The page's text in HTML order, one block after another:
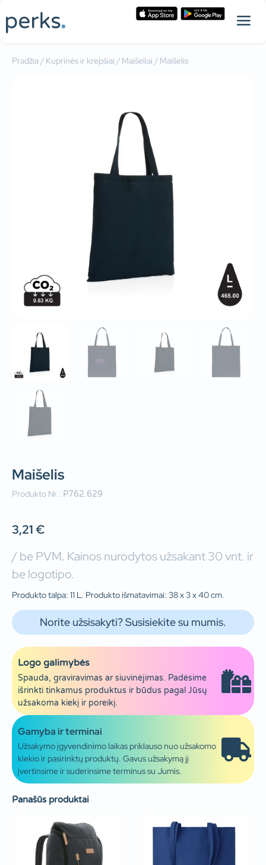
Pradžia/ Kuprinės ir krepšiai / Maišeliai / Maišelis
Maišelis
Produkto Nr.: P762.629
3,21€
/ be PVM. Kainos nurodytos užsakant 30 vnt. ir
be logotipo.
Produkto talpa: 11 L. Produkto išmatavimai: 38 x 3 x 40 cm.
Norite užsisakyti? Susisiekite su mumis.
Logo galimybės
Spauda, graviravimas ar siuvinėjimas. Padėsime
išrinkti tinkamus produktus ir būdus pagal Jūsų
užsakoma kiekį ir poreikį.
Gamyba ir terminai
Užsakymo įgyvendinimo laikas priklauso nuo užsakomo
kiekio ir pasirinktų produktų. Gavus užsakymą jį
įvertinsime ir suderinsime terminus su Jumis.
Panašūs produktai